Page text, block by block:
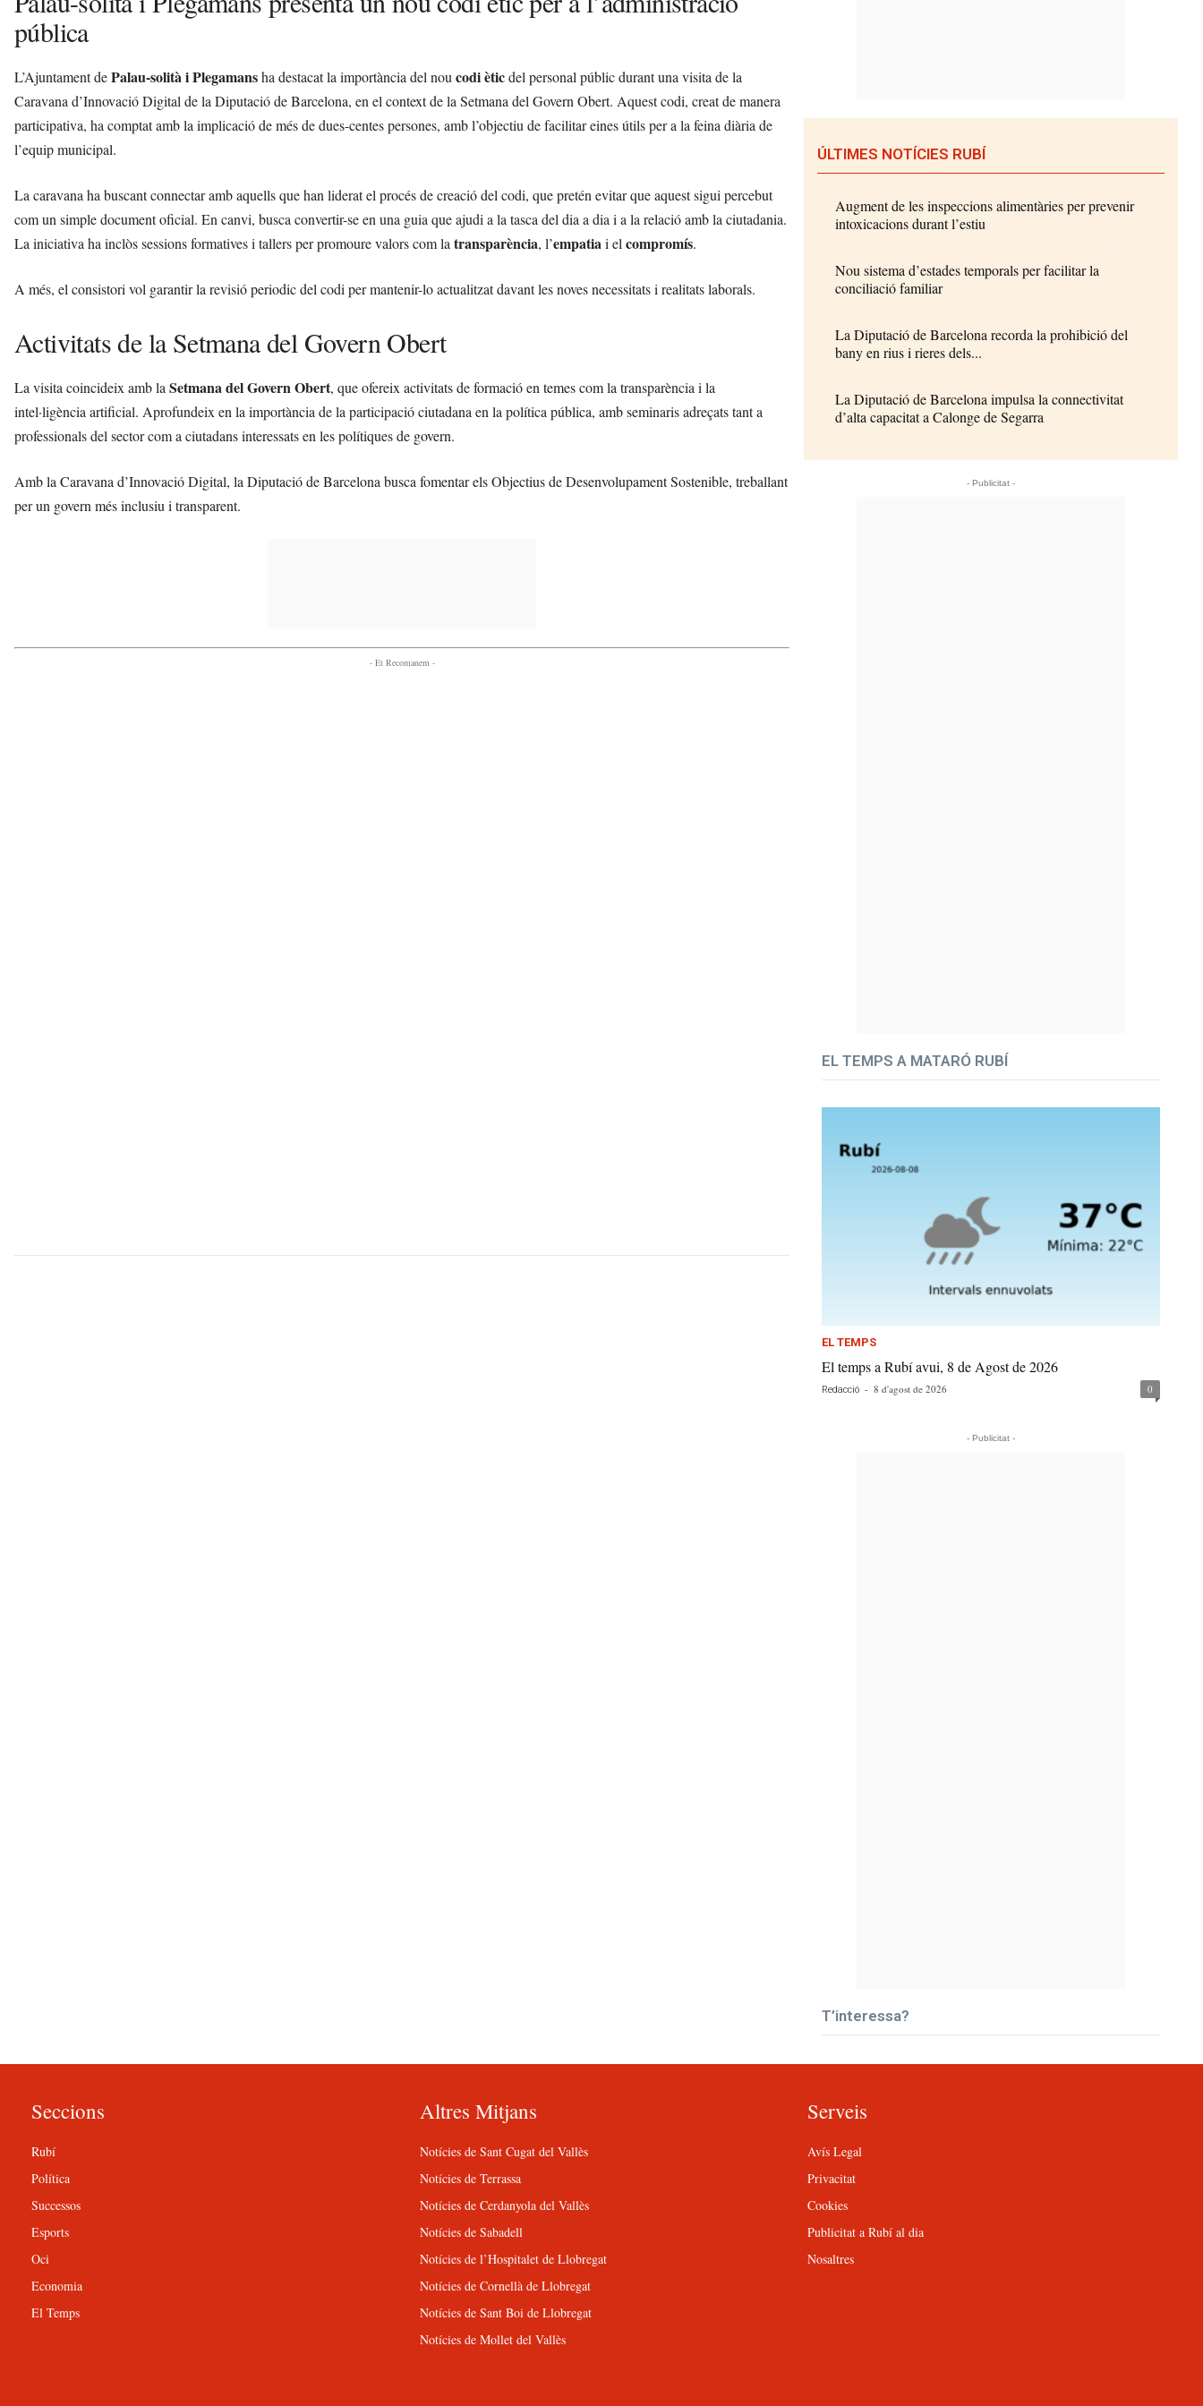
pública
L’Ajuntament dePalau-solità i Plegamansha destacat la importància del noucodi èticdel personal públic durant una visita de la
Caravana d’Innovació Digital de la Diputació de Barcelona, en el context de la Setmana del Govern Obert. Aquest codi, creat de manera
participativa, ha comptat amb la implicació de més de dues-centes persones, amb l’objectiu de facilitar eines útils per a la feina diària de
l’equip municipal.
La caravana ha buscant connectar amb aquells que han liderat el procés de creació del codi, que pretén evitar que aquest sigui percebut
com un simple document oficial. En canvi, busca convertir-se en una guia que ajudi a la tasca del dia a dia i a la relació amb la ciutadania.
La iniciativa ha inclòs sessions formatives i tallers per promoure valors com latransparència, l’empatiai elcompromís.
A més, el consistori vol garantir la revisió periodic del codi per mantenir-lo actualitzat davant les noves necessitats i realitats laborals.
Activitats de la Setmana del Govern Obert
La visita coincideix amb laSetmana del Govern Obert, que ofereix activitats de formació en temes com la transparència i la
intel·ligència artificial. Aprofundeix en la importància de la participació ciutadana en la política pública, amb seminaris adreçats tant a
professionals del sector com a ciutadans interessats en les polítiques de govern.
Amb la Caravana d’Innovació Digital, la Diputació de Barcelona busca fomentar els Objectius de Desenvolupament Sostenible, treballant
per un govern més inclusiu i transparent.
- Et Recomanem -
ÚLTIMES NOTÍCIES RUBÍ
Augment de les inspeccions alimentàries per prevenir
intoxicacions durant l’estiu
Nou sistema d’estades temporals per facilitar la
conciliació familiar
La Diputació de Barcelona recorda la prohibició del
bany en rius i rieres dels...
La Diputació de Barcelona impulsa la connectivitat
d’alta capacitat a Calonge de Segarra
- Publicitat -
EL TEMPS A MATARÓ RUBÍ
EL TEMPS
El temps a Rubí avui, 8 de Agost de 2026
Redacció - 8 d'agost de 2026 0
- Publicitat -
T’interessa?
Seccions
Rubí
Política
Successos
Esports
Oci
Economia
El Temps
Altres Mitjans
Notícies de Sant Cugat del Vallès
Notícies de Terrassa
Notícies de Cerdanyola del Vallès
Notícies de Sabadell
Notícies de l’Hospitalet de Llobregat
Notícies de Cornellà de Llobregat
Notícies de Sant Boi de Llobregat
Notícies de Mollet del Vallès
Serveis
Avís Legal
Privacitat
Cookies
Publicitat a Rubí al dia
Nosaltres